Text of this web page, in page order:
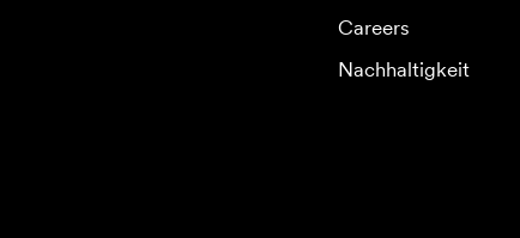
Careers
Nachhaltigkeit